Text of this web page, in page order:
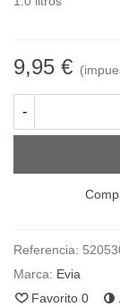
9,95 €
-
Referencia:
Marca: Evia
Favorito 0